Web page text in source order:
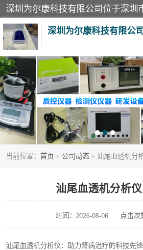
深圳为尔康科技有限公司
当前位置： 首页 > 公司动态 > 汕尾血透机分
汕尾血透机分析
时间：2026-08-06 点击次
汕尾血透机分析仪：助力肾病治疗的科技先锋
教学模型
模拟器
测试卡
X射线检测仪